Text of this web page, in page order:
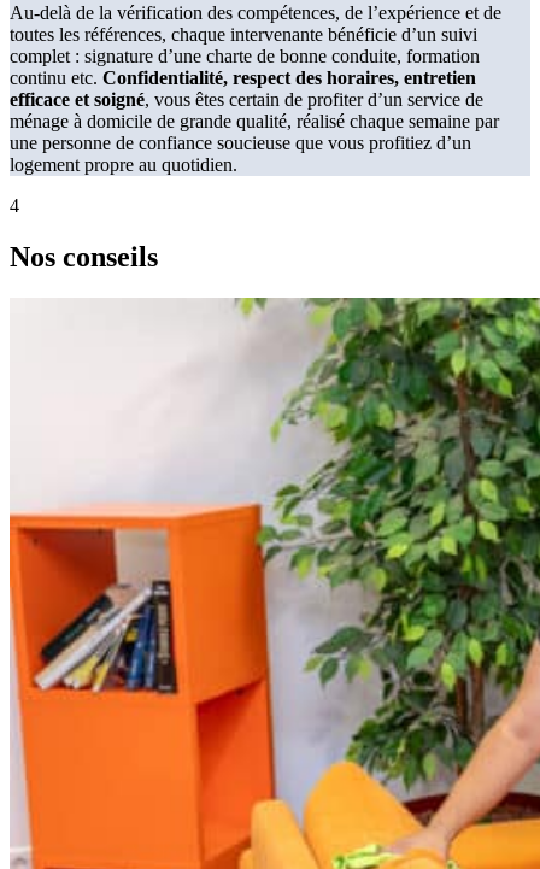
Au-delà de la vérification des compétences, de l’expérience et de
toutes les références, chaque intervenante bénéficie d’un suivi
complet : signature d’une charte de bonne conduite, formation
continu etc. Confidentialité, respect des horaires, entretien
efficace et soigné, vous êtes certain de profiter d’un service de
ménage à domicile de grande qualité, réalisé chaque semaine par
une personne de confiance soucieuse que vous profitiez d’un
logement propre au quotidien.
4
Nos conseils